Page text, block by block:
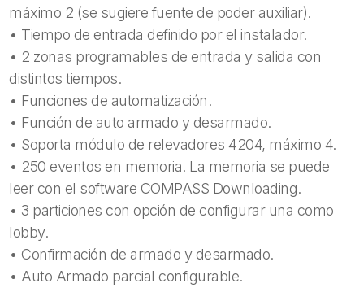
máximo 2 (se sugiere fuente de poder auxiliar).
• Tiempo de entrada definido por el instalador.
• 2 zonas programables de entrada y salida con
distintos tiempos.
• Funciones de automatización.
• Función de auto armado y desarmado.
• Soporta módulo de relevadores 4204, máximo 4.
• 250 eventos en memoria. La memoria se puede
leer con el software COMPASS Downloading.
• 3 particiones con opción de configurar una como
lobby.
• Confirmación de armado y desarmado.
• Auto Armado parcial configurable.